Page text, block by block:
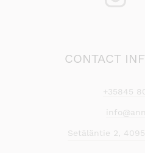
CONTACT
+35845
Setäläntie 2,